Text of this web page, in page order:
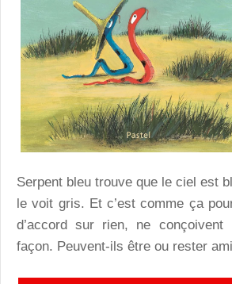
Serpent bleu trouve que le ciel est
le voit gris. Et c’est comme ça
d’accord sur rien, ne
façon. Peuvent-ils être ou rester